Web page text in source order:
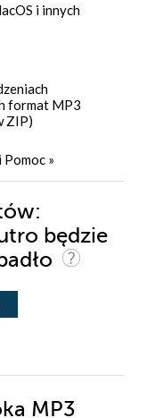
i innych
format MP3
ZIP)
Pomoc »
będzie
MP3